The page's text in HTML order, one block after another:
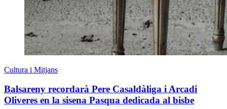
Cultura i Mitjans
Balsareny recordarà Pere Casaldàliga i Arcadi
Oliveres en la sisena Pasqua dedicada al bisbe